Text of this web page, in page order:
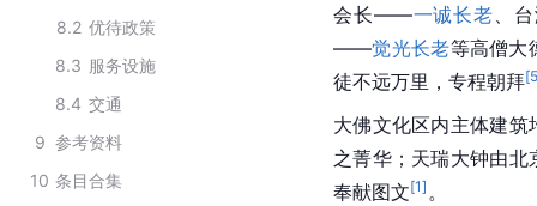
8.2 优待政策
8.3 服务设施
8.4 交通
9 参考资料
10 条目合集
会长——一诚长老 、
——觉光长老等高僧大
徒不远万里，专程朝拜[
大佛文化区内主体建筑
之菁华；天瑞大钟由
奉献图文[1] 。